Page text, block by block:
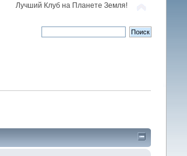
Лучший Клуб на Планете Земля!